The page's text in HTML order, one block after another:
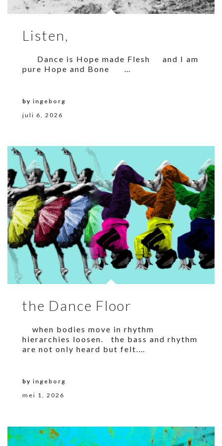
Listen,
Dance is Hope made Flesh and I am
pure Hope and Bone …
juli 6, 2026
by ingeborg
the Dance Floor
when bodies move in rhythm
hierarchies loosen. the bass and rhythm
are not only heard but felt.…
mei 1, 2026
by ingeborg